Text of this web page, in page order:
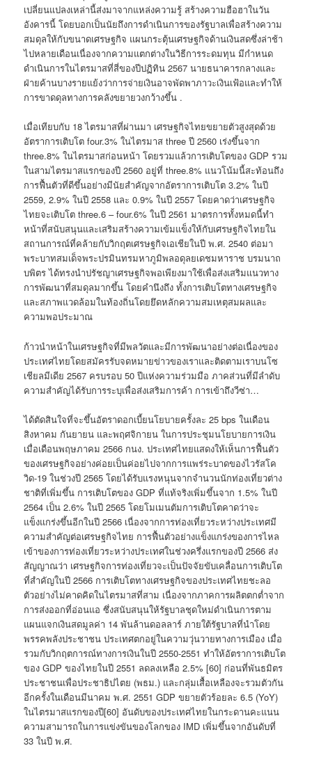
เปลี่ยนแปลงเหล่านี้ส่งมาจากแหล่งความรู้ สร้างความฮือฮาในวัน
อังคารนี้ โดยบอกเป็นนัยถึงการดำเนินการของรัฐบาลเพื่อสร้างความ
สมดุลให้กับขนาดเศรษฐกิจ แผนกระตุ้นเศรษฐกิจด้านเงินสดซึ่งล่าช้า
ไปหลายเดือนเนื่องจากความแตกต่างในวิธีการระดมทุน มีกำหนด
ดำเนินการในไตรมาสที่สี่ของปีปฏิทิน 2567 นายธนาคารกลางและ
ฝ่ายค้านบางรายแย้งว่าการจ่ายเงินอาจพัดพาภาวะเงินเฟ้อและทำให้
การขาดดุลทางการคลังขยายวงกว้างขึ้น .
เมื่อเทียบกับ 18 ไตรมาสที่ผ่านมา เศรษฐกิจไทยขยายตัวสูงสุดด้วย
อัตราการเติบโต four.3% ในไตรมาส three ปี 2560 เร่งขึ้นจาก
three.8% ในไตรมาสก่อนหน้า โดยรวมแล้วการเติบโตของ GDP รวม
ในสามไตรมาสแรกของปี 2560 อยู่ที่ three.8% แนวโน้มนี้สะท้อนถึง
การฟื้นตัวที่ดีขึ้นอย่างมีนัยสำคัญจากอัตราการเติบโต 3.2% ในปี
2559, 2.9% ในปี 2558 และ 0.9% ในปี 2557 โดยคาดว่าเศรษฐกิจ
ไทยจะเติบโต three.6 – four.6% ในปี 2561 มาตรการทั้งหมดนี้ทำ
หน้าที่สนับสนุนและเสริมสร้างความเข้มแข็งให้กับเศรษฐกิจไทยใน
สถานการณ์ที่คล้ายกับวิกฤตเศรษฐกิจเอเชียในปี พ.ศ. 2540 ต่อมา
พระบาทสมเด็จพระปรมินทรมหาภูมิพลอดุลยเดชมหาราช บรมนาถ
บพิตร ได้ทรงนำปรัชญาเศรษฐกิจพอเพียงมาใช้เพื่อส่งเสริมแนวทาง
การพัฒนาที่สมดุลมากขึ้น โดยคำนึงถึง ทั้งการเติบโตทางเศรษฐกิจ
และสภาพแวดล้อมในท้องถิ่นโดยยึดหลักความสมเหตุสมผลและ
ความพอประมาณ
ก้าวนำหน้าในเศรษฐกิจที่มีพลวัตและมีการพัฒนาอย่างต่อเนื่องของ
ประเทศไทยโดยสมัครรับจดหมายข่าวของเราและติดตามเราบนโซ
เชียลมีเดีย 2567 ครบรอบ 50 ปีแห่งความร่วมมือ ภาคส่วนที่มีลำดับ
ความสำคัญได้รับการระบุเพื่อส่งเสริมการค้า การเข้าถึงวีซ่า…
ได้ตัดสินใจที่จะขึ้นอัตราดอกเบี้ยนโยบายครั้งละ 25 bps ในเดือน
สิงหาคม กันยายน และพฤศจิกายน ในการประชุมนโยบายการเงิน
เมื่อเดือนพฤษภาคม 2566 กนง. ประเทศไทยแสดงให้เห็นการฟื้นตัว
ของเศรษฐกิจอย่างค่อยเป็นค่อยไปจากการแพร่ระบาดของไวรัสโค
วิด-19 ในช่วงปี 2565 โดยได้รับแรงหนุนจากจำนวนนักท่องเที่ยวต่าง
ชาติที่เพิ่มขึ้น การเติบโตของ GDP ที่แท้จริงเพิ่มขึ้นจาก 1.5% ในปี
2564 เป็น 2.6% ในปี 2565 โดยโมเมนตัมการเติบโตคาดว่าจะ
แข็งแกร่งขึ้นอีกในปี 2566 เนื่องจากการท่องเที่ยวระหว่างประเทศมี
ความสำคัญต่อเศรษฐกิจไทย การฟื้นตัวอย่างแข็งแกร่งของการไหล
เข้าของการท่องเที่ยวระหว่างประเทศในช่วงครึ่งแรกของปี 2566 ส่ง
สัญญาณว่า เศรษฐกิจการท่องเที่ยวจะเป็นปัจจัยขับเคลื่อนการเติบโต
ที่สำคัญในปี 2566 การเติบโตทางเศรษฐกิจของประเทศไทยชะลอ
ตัวอย่างไม่คาดคิดในไตรมาสที่สาม เนื่องจากภาคการผลิตตกต่ำจาก
การส่งออกที่อ่อนแอ ซึ่งสนับสนุนให้รัฐบาลชุดใหม่ดำเนินการตาม
แผนแจกเงินสดมูลค่า 14 พันล้านดอลลาร์ ภายใต้รัฐบาลที่นำโดย
พรรคพลังประชาชน ประเทศตกอยู่ในความวุ่นวายทางการเมือง เมื่อ
รวมกับวิกฤตการณ์ทางการเงินในปี 2550-2551 ทำให้อัตราการเติบโต
ของ GDP ของไทยในปี 2551 ลดลงเหลือ 2.5% [60] ก่อนที่พันธมิตร
ประชาชนเพื่อประชาธิปไตย (พธม.) และกลุ่มเสื้อเหลืองจะรวมตัวกัน
อีกครั้งในเดือนมีนาคม พ.ศ. 2551 GDP ขยายตัวร้อยละ 6.5 (YoY)
ในไตรมาสแรกของปี[60] อันดับของประเทศไทยในกระดานคะแนน
ความสามารถในการแข่งขันของโลกของ IMD เพิ่มขึ้นจากอันดับที่
33 ในปี พ.ศ.